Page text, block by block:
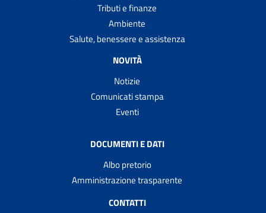
Tributi e finanze
Ambiente
Salute, benessere e assistenza
NOVITÀ
Notizie
Comunicati stampa
Eventi
DOCUMENTI E DATI
Albo pretorio
Amministrazione trasparente
CONTATTI